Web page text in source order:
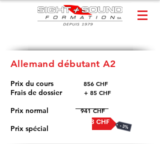
Allemand débutant A2
Prix du cours 856 CHF
Frais de dossier+ 85 CHF
Prix normal941 CHF
Prix spécial
913 CHF